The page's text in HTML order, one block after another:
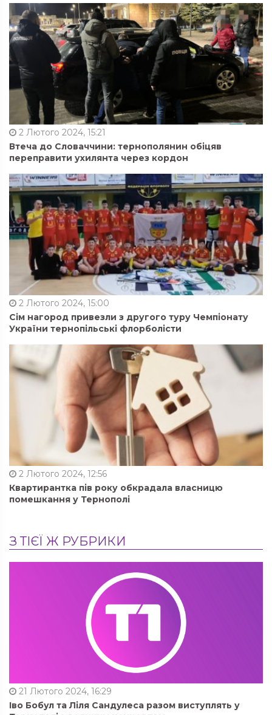
2 Лютого 2024, 15:21
Втеча до Словаччини: тернополянин обіцяв
переправити ухилянта через кордон
2 Лютого 2024, 15:00
Сім нагород привезли з другого туру Чемпіонату
України тернопільські флорболісти
2 Лютого 2024, 12:56
Квартирантка пів року обкрадала власницю
помешкання у Тернополі
З ТІЄЇ Ж РУБРИКИ
21 Лютого 2024, 16:29
Іво Бобул та Ліля Сандулеса разом виступлять у